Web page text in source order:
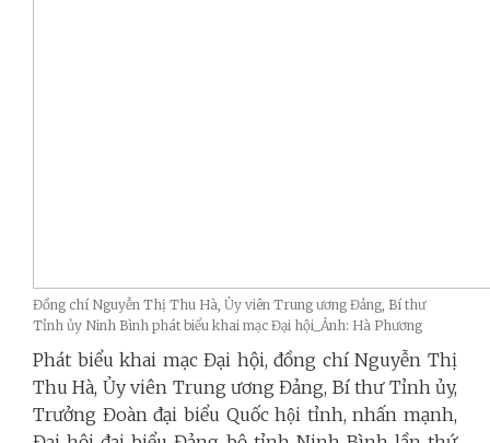
Đồng chí Nguyễn Thị Thu Hà, Ủy viên Trung ương Đảng, Bí thư
Tỉnh ủy Ninh Bình phát biểu khai mạc Đại hội_Ảnh: Hà Phương
Phát biểu khai mạc Đại hội, đồng chí Nguyễn Thị
Thu Hà, Ủy viên Trung ương Đảng, Bí thư Tỉnh ủy,
Trưởng Đoàn đại biểu Quốc hội tỉnh, nhấn mạnh,